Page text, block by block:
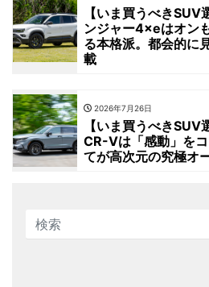
【いま買うべき
ンジャー4×eはオン
る本格派。都会的に
載
2026年7月26日
【いま買うべき
CR-Vは「感動」を
てが高次元の究極オ